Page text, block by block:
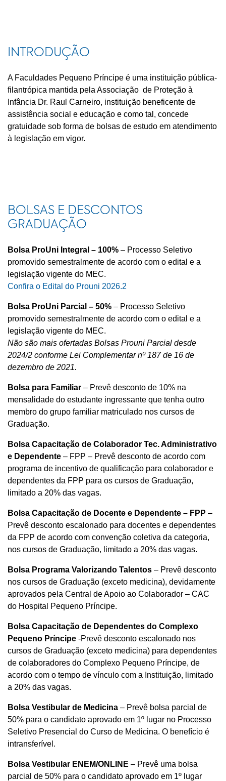
INTRODUÇÃO
A Faculdades Pequeno Príncipe é uma instituição pública-
filantrópica mantida pela Associação de Proteção à
Infância Dr. Raul Carneiro, instituição beneficente de
assistência social e educação e como tal, concede
gratuidade sob forma de bolsas de estudo em atendimento
à legislação em vigor.
BOLSAS E DESCONTOS
GRADUAÇÃO
Bolsa ProUni Integral – 100% – Processo Seletivo
promovido semestralmente de acordo com o edital e a
legislação vigente do MEC.
Confira o Edital do Prouni 2026.2
Bolsa ProUni Parcial – 50% – Processo Seletivo
promovido semestralmente de acordo com o edital e a
legislação vigente do MEC.
Não são mais ofertadas Bolsas Prouni Parcial desde
2024/2 conforme Lei Complementar nº 187 de 16 de
dezembro de 2021.
Bolsa para Familiar – Prevê desconto de 10% na
mensalidade do estudante ingressante que tenha outro
membro do grupo familiar matriculado nos cursos de
Graduação.
Bolsa Capacitação de Colaborador Tec. Administrativo
e Dependente – FPP – Prevê desconto de acordo com
programa de incentivo de qualificação para colaborador e
dependentes da FPP para os cursos de Graduação,
limitado a 20% das vagas.
Bolsa Capacitação de Docente e Dependente – FPP –
Prevê desconto escalonado para docentes e dependentes
da FPP de acordo com convenção coletiva da categoria,
nos cursos de Graduação, limitado a 20% das vagas.
Bolsa Programa Valorizando Talentos – Prevê desconto
nos cursos de Graduação (exceto medicina), devidamente
aprovados pela Central de Apoio ao Colaborador – CAC
do Hospital Pequeno Príncipe.
Bolsa Capacitação de Dependentes do Complexo
Pequeno Príncipe -Prevê desconto escalonado nos
cursos de Graduação (exceto medicina) para dependentes
de colaboradores do Complexo Pequeno Príncipe, de
acordo com o tempo de vínculo com a Instituição, limitado
a 20% das vagas.
Bolsa Vestibular de Medicina – Prevê bolsa parcial de
50% para o candidato aprovado em 1º lugar no Processo
Seletivo Presencial do Curso de Medicina. O benefício é
intransferível.
Bolsa Vestibular ENEM/ONLINE – Prevê uma bolsa
parcial de 50% para o candidato aprovado em 1º lugar